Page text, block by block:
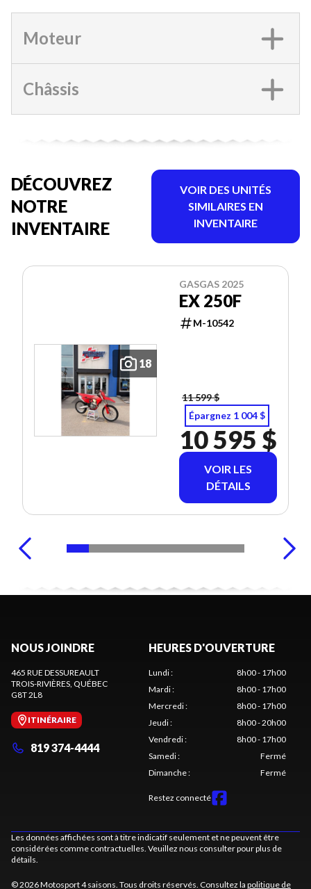
Moteur
Châssis
DÉCOUVREZ
NOTRE
INVENTAIRE
VOIR DES UNITÉS
SIMILAIRES EN
INVENTAIRE
18
GASGAS 2025
EX 250F
M-10542
11 599 $
Épargnez 1 004 $
10 595 $
VOIR LES
DÉTAILS
NOUS JOINDRE
465 RUE DESSUREAULT
TROIS-RIVIÈRES , QUÉBEC
G8T 2L8
ITINÉRAIRE
819 374-4444
HEURES D'OUVERTURE
Lundi:
8h00 - 17h00
Mardi:
8h00 - 17h00
Mercredi:
8h00 - 17h00
Jeudi:
8h00 - 20h00
Vendredi:
8h00 - 17h00
Samedi:
Fermé
Dimanche: Fermé
Restez connecté
Les données affichées sont à titre indicatif seulement et ne peuvent être
considérées comme contractuelles. Veuillez nous consulter pour plus de
détails.
© 2026 Motosport 4 saisons. Tous droits réservés. Consultez la politique de